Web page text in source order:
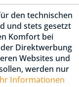
erhälst
schriftliche
den technischen
und stets gesetzt
Komfort bei
Direktwerbung
Websites und
werden nur
Informationen